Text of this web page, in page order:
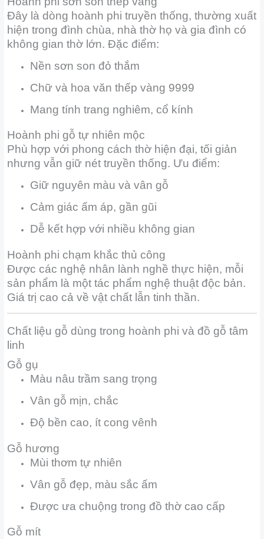
Đây là dòng hoành phi truyền thống, thường xuất
hiện trong đình chùa, nhà thờ họ và gia đình có
không gian thờ lớn. Đặc điểm:
Nền sơn son đỏ thắm
Chữ và hoa văn thếp vàng 9999
Mang tính trang nghiêm, cổ kính
Hoành phi gỗ tự nhiên mộc
Phù hợp với phong cách thờ hiện đại, tối giản
nhưng vẫn giữ nét truyền thống. Ưu điểm:
Giữ nguyên màu và vân gỗ
Cảm giác ấm áp, gần gũi
Dễ kết hợp với nhiều không gian
Hoành phi chạm khắc thủ công
Được các nghệ nhân lành nghề thực hiện, mỗi
sản phẩm là một tác phẩm nghệ thuật độc bản.
Giá trị cao cả về vật chất lẫn tinh thần.
Chất liệu gỗ dùng trong hoành phi và đồ gỗ tâm
linh
Gỗ gụ
Màu nâu trầm sang trọng
Vân gỗ mịn, chắc
Độ bền cao, ít cong vênh
Gỗ hương
Mùi thơm tự nhiên
Vân gỗ đẹp, màu sắc ấm
Được ưa chuộng trong đồ thờ cao cấp
Gỗ mít